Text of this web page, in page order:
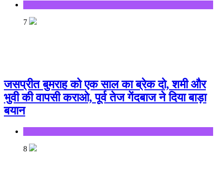
7
जसप्रीत बुमराह को एक साल का ब्रेक दो, शमी और
भुवी की वापसी कराओ, पूर्व तेज गेंदबाज ने दिया बाड़ा
बयान
8